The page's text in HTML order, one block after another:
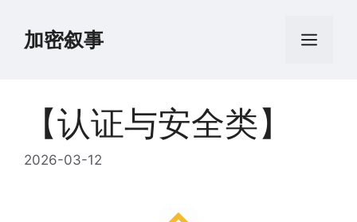
加密叙事 菜
【认证与安全类】
2026-03-12